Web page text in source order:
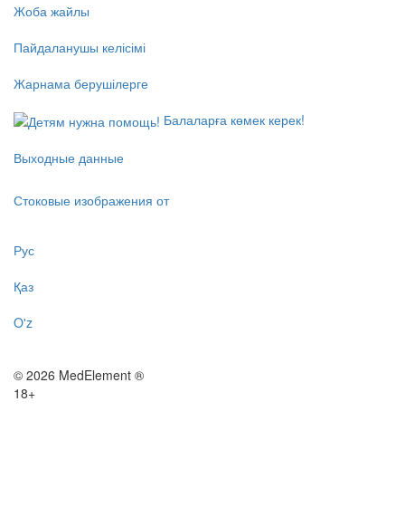
Жоба жайлы
Пайдаланушы келісімі
Жарнама берушілерге
Балаларға көмек керек!
Выходные данные
Стоковые изображения от
Рус
Қаз
O'z
© 2026 MedElement ®
18+